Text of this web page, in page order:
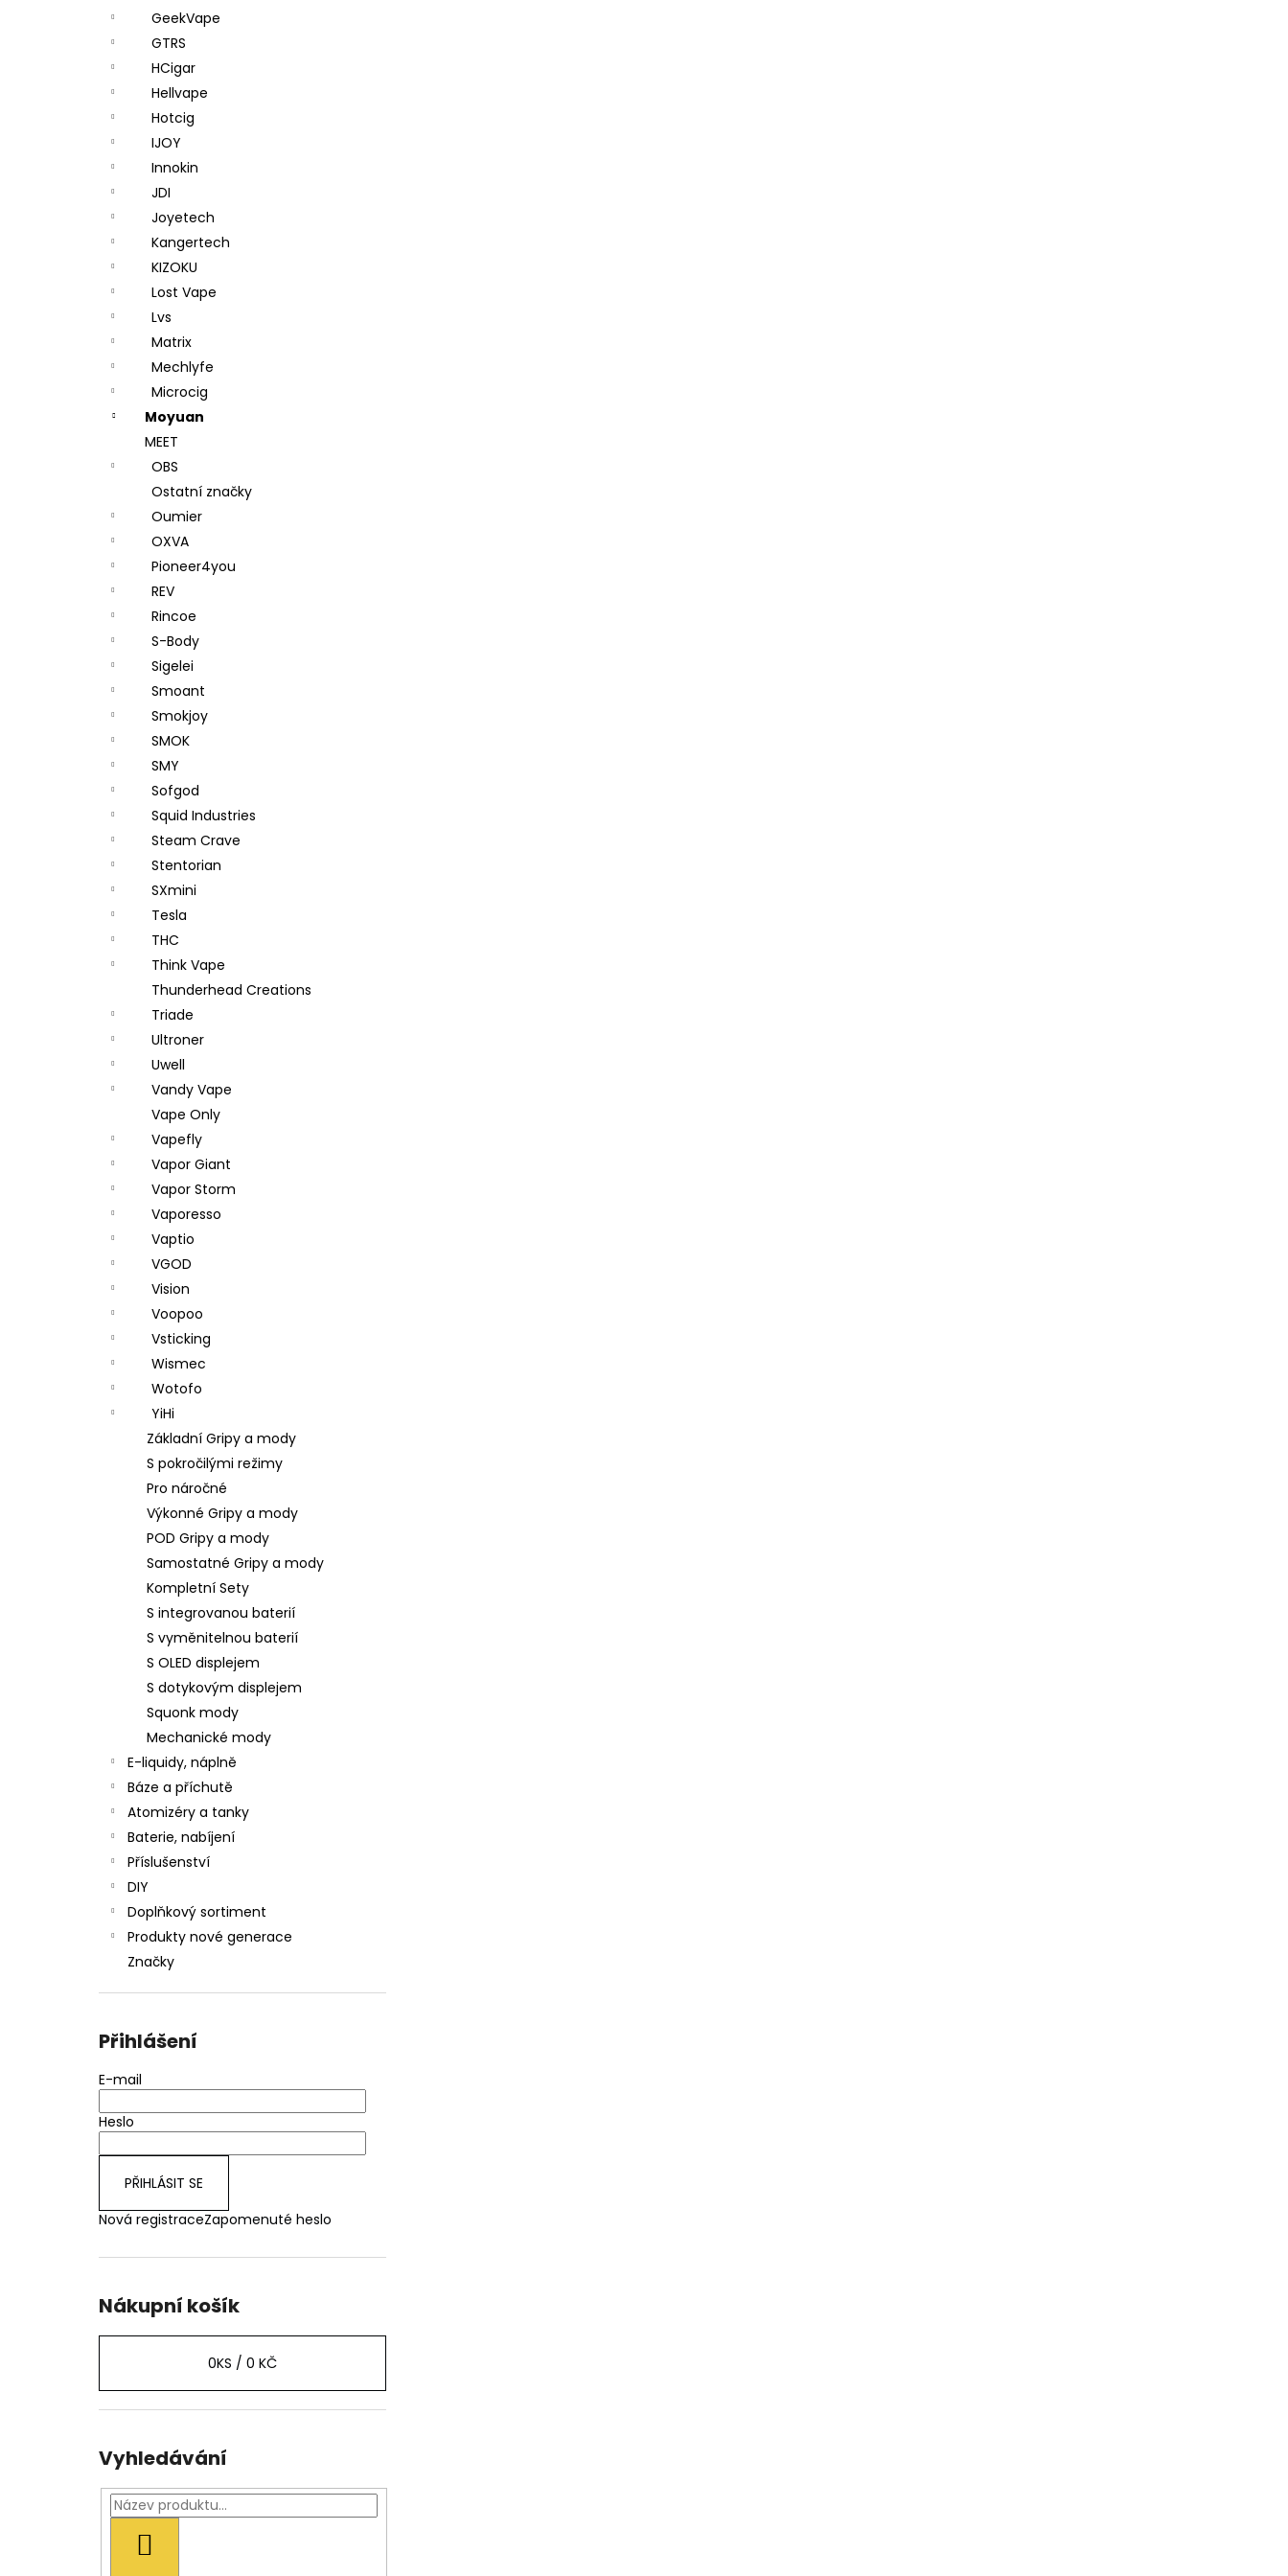
GeekVape
GTRS
HCigar
Hellvape
Hotcig
IJOY
Innokin
JDI
Joyetech
Kangertech
KIZOKU
Lost Vape
Lvs
Matrix
Mechlyfe
Microcig
Moyuan
MEET
OBS
Ostatní značky
Oumier
OXVA
Pioneer4you
REV
Rincoe
S-Body
Sigelei
Smoant
Smokjoy
SMOK
SMY
Sofgod
Squid Industries
Steam Crave
Stentorian
SXmini
Tesla
THC
Think Vape
Thunderhead Creations
Triade
Ultroner
Uwell
Vandy Vape
Vape Only
Vapefly
Vapor Giant
Vapor Storm
Vaporesso
Vaptio
VGOD
Vision
Voopoo
Vsticking
Wismec
Wotofo
YiHi
Základní Gripy a mody
S pokročilými režimy
Pro náročné
Výkonné Gripy a mody
POD Gripy a mody
Samostatné Gripy a mody
Kompletní Sety
S integrovanou baterií
S vyměnitelnou baterií
S OLED displejem
S dotykovým displejem
Squonk mody
Mechanické mody
E-liquidy, náplně
Báze a příchutě
Atomizéry a tanky
Baterie, nabíjení
Příslušenství
DIY
Doplňkový sortiment
Produkty nové generace
Značky
Přihlášení
E-mail
Heslo
PŘIHLÁSIT SE
Nová registraceZapomenuté heslo
Nákupní košík
0KS / 0 KČ
Vyhledávání